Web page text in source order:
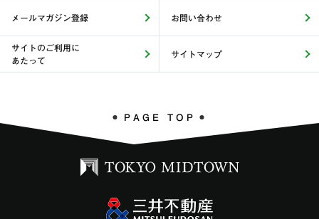
メールマガジン登録 お問い合わせ
サイトのご利用に
あたって
サイトマップ
PAGE TOP